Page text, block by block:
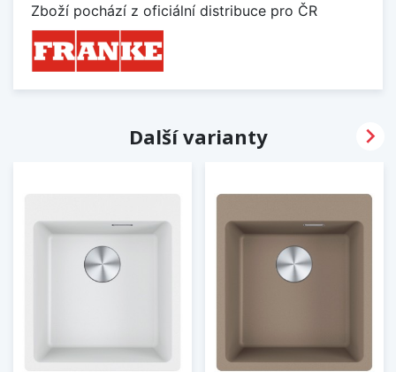
Zboží pochází z oficiální distribuce pro ČR
Další varianty 